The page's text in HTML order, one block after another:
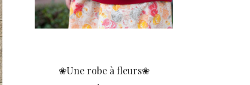
❀Une robe à fleurs❀